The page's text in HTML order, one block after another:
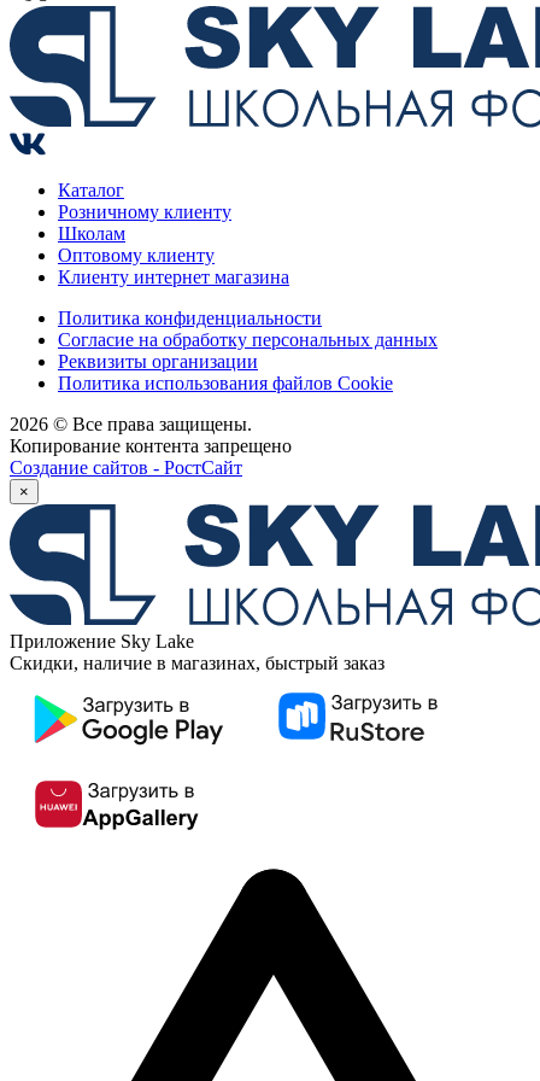
Каталог
Розничному клиенту
Школам
Оптовому клиенту
Клиенту интернет магазина
Политика конфиденциальности
Согласие на обработку персональных данных
Реквизиты организации
Политика использования файлов Cookie
2026 © Все права защищены.
Копирование контента запрещено
Создание сайтов - РостСайт
×
Приложение Sky Lake
Скидки, наличие в магазинах, быстрый заказ